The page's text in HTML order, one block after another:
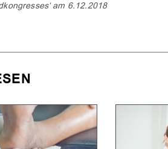
am 6.12.2018